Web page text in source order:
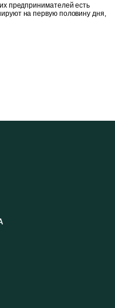
предпринимателей есть
на первую половину дня,